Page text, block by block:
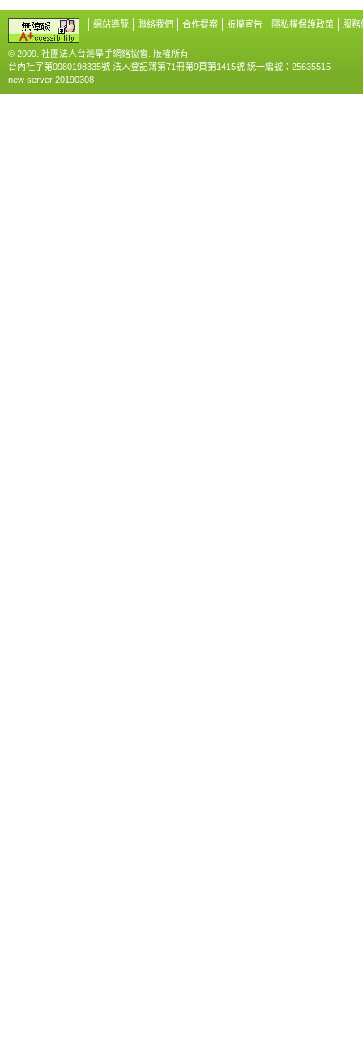
網站導覽 聯絡我們 合作提案 版權宣告 隱私權保護政策 服務
© 2009. 社團法人台灣舉手網絡協會. 版權所有.
台內社字第0980198335號 法人登記簿第71冊第9頁第1415號 統一編號：25635515
new server 20190308